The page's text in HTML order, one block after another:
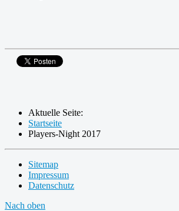
Aktuelle Seite:
Startseite
Players-Night 2017
Sitemap
Impressum
Datenschutz
Nach oben